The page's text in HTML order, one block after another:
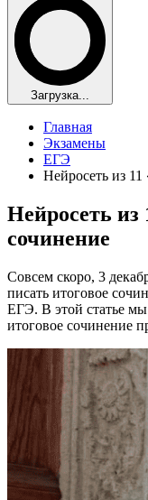
Загрузка...
Главная
Экзамены
ЕГЭ
Нейросеть из
Нейросеть из
сочинение
Совсем скоро, 3
писать итоговое
ЕГЭ. В этой статье мы
итоговое сочинение